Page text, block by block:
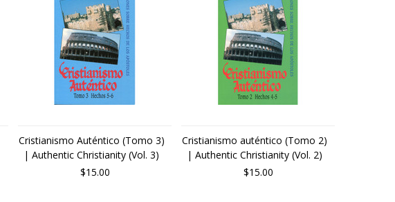
Cristianismo Auténtico (Tomo 3)
| Authentic Christianity (Vol. 3)
$15.00
Cristianismo auténtico (Tomo 2)
| Authentic Christianity (Vol. 2)
$15.00